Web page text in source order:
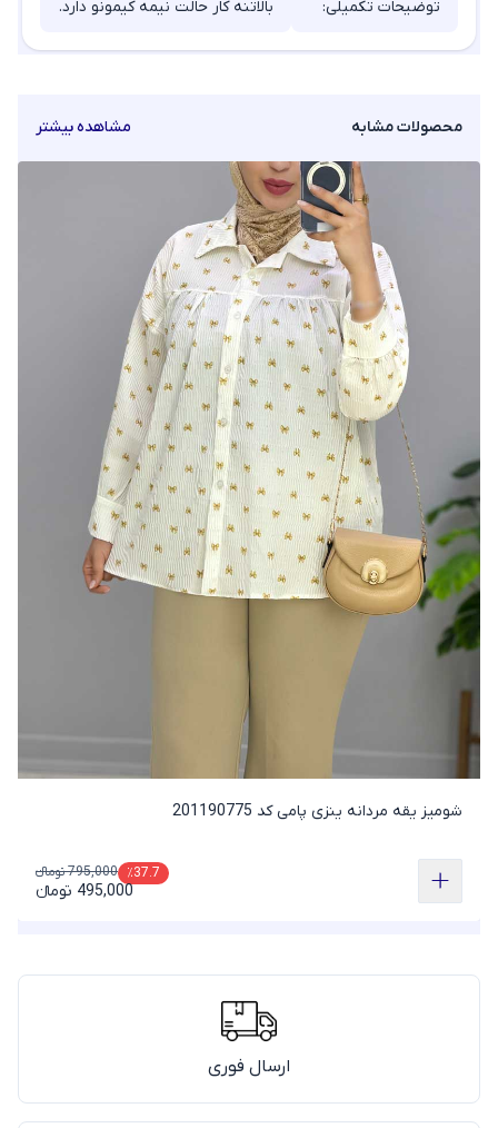
توضیحات تکمیلی: بالاتنه کار حالت نیمه کیمونو دارد.
محصولات مشابه مشاهده بیشتر
شومیز یقه مردانه ینزی پامی کد 201190775
٪37.7 795,000 تومانء
495,000 تومانء
ارسال فوری